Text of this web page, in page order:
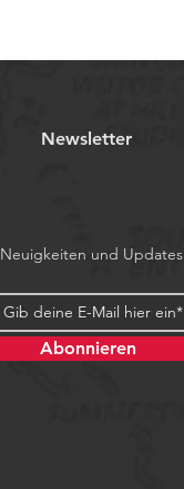
Newsletter
Neuigkeiten und Updates
Abonnieren